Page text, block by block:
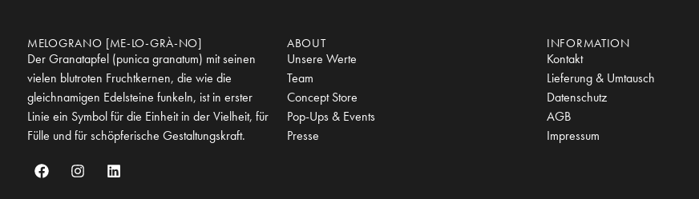
MELOGRANO [ME-LO-GRÀ-NO]
Der Granatapfel (punica granatum) mit seinen
vielen blutroten Fruchtkernen, die wie die
gleichnamigen Edelsteine funkeln, ist in erster
Linie ein Symbol für die Einheit in der Vielheit, für
Fülle und für schöpferische Gestaltungskraft.
ABOUT
Unsere Werte
Team
Concept Store
Pop-Ups & Events
Presse
INFORMATION
Kontakt
Lieferung & Umtausch
Datenschutz
AGB
Impressum